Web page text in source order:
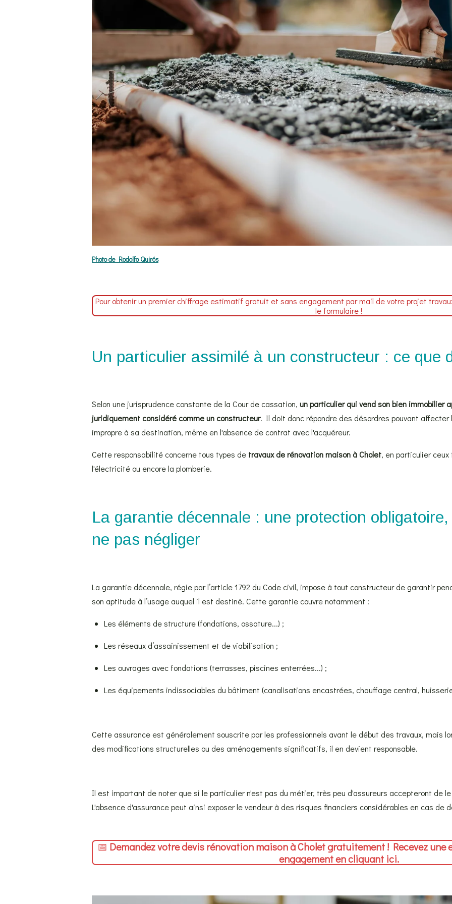
Photo de Rodolfo Quirós
Pour obtenir un premier chiffrage estimatif gratuit et sans engagement par mail de votre projet
le formulaire !
Un particulier assimilé à un constructeur : ce que
Selon une jurisprudence constante de la Cour de cassation, un particulier qui vend son bien immobilier
juridiquement considéré comme un constructeur. Il doit donc répondre des désordres pouvant affecter
impropre à sa destination, même en l'absence de contrat avec l'acquéreur.
Cette responsabilité concerne tous types de travaux de rénovation maison à Cholet, en particulier
l'électricité ou encore la plomberie.
La garantie décennale : une protection
ne pas négliger
La garantie décennale, régie par l’article 1792 du Code civil, impose à tout constructeur de garantir
son aptitude à l’usage auquel il est destiné. Cette garantie couvre notamment :
Les éléments de structure (fondations, ossature...) ;
Les réseaux d’assainissement et de viabilisation ;
Les ouvrages avec fondations (terrasses, piscines enterrées...) ;
Les équipements indissociables du bâtiment (canalisations encastrées, chauffage central,
Cette assurance est généralement souscrite par les professionnels avant le début des travaux, mais
des modifications structurelles ou des aménagements significatifs, il en devient responsable.
Il est important de noter que si le particulier n'est pas du métier, très peu d'assureurs accepteront de
L'absence d'assurance peut ainsi exposer le vendeur à des risques financiers considérables en cas de
📅 Demandez votre devis rénovation maison à Cholet gratuitement ! Recevez
engagement en cliquant ici.